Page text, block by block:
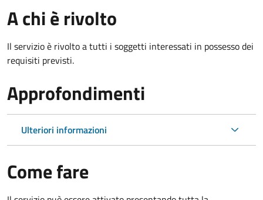
A chi è rivolto
Il servizio è rivolto a tutti i soggetti interessati in possesso dei
requisiti previsti.
Approfondimenti
Ulteriori informazioni
Come fare